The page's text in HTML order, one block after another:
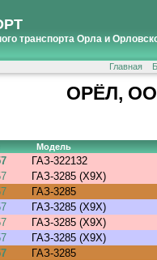
транспорта Орла и
Главная
ОРЁЛ,
Модель
ГАЗ-322132
ГАЗ-3285 (X9X)
ГАЗ-3285
ГАЗ-3285 (X9X)
ГАЗ-3285 (X9X)
ГАЗ-3285 (X9X)
ГАЗ-3285